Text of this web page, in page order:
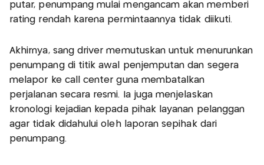
putar, penumpang mulai mengancam akan memberi
rating rendah karena permintaannya tidak diikuti.
Akhirnya, sang driver memutuskan untuk menurunkan
penumpang di titik awal penjemputan dan segera
melapor ke call center guna membatalkan
perjalanan secara resmi. Ia juga menjelaskan
kronologi kejadian kepada pihak layanan pelanggan
agar tidak didahului oleh laporan sepihak dari
penumpang.